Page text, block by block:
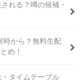
れる？噂の候補・
時から？無料生配
め！
・タイムテーブル